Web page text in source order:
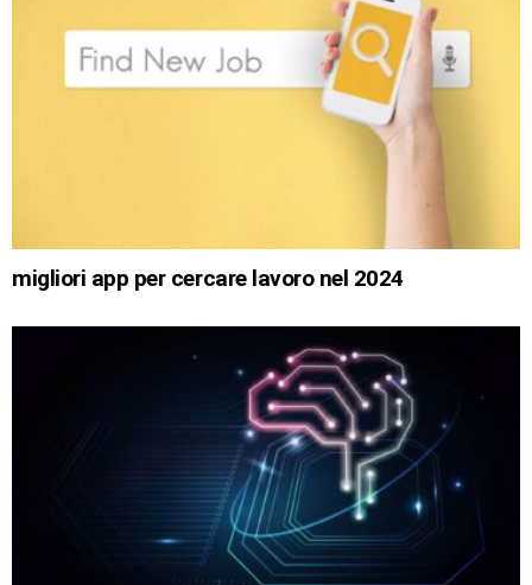
migliori app per cercare lavoro nel 2024